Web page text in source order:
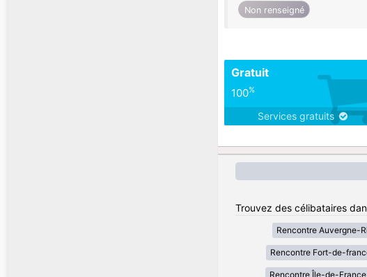
Non renseigné
Gratuit
100%
Services gratuits
Trouvez des célibataires
Rencontre Auvergne-
Rencontre Fort-de-
Rencontre Île-de-France